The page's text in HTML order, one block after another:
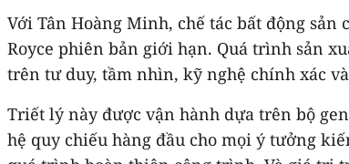
Với Tân Hoàng Minh, chế tác bất động
Royce phiên bản giới hạn. Quá trình sản
trên tư duy, tầm nhìn, kỹ nghệ chính xác
Triết lý này được vận hành dựa trên bộ
hệ quy chiếu hàng đầu cho mọi ý tưởng